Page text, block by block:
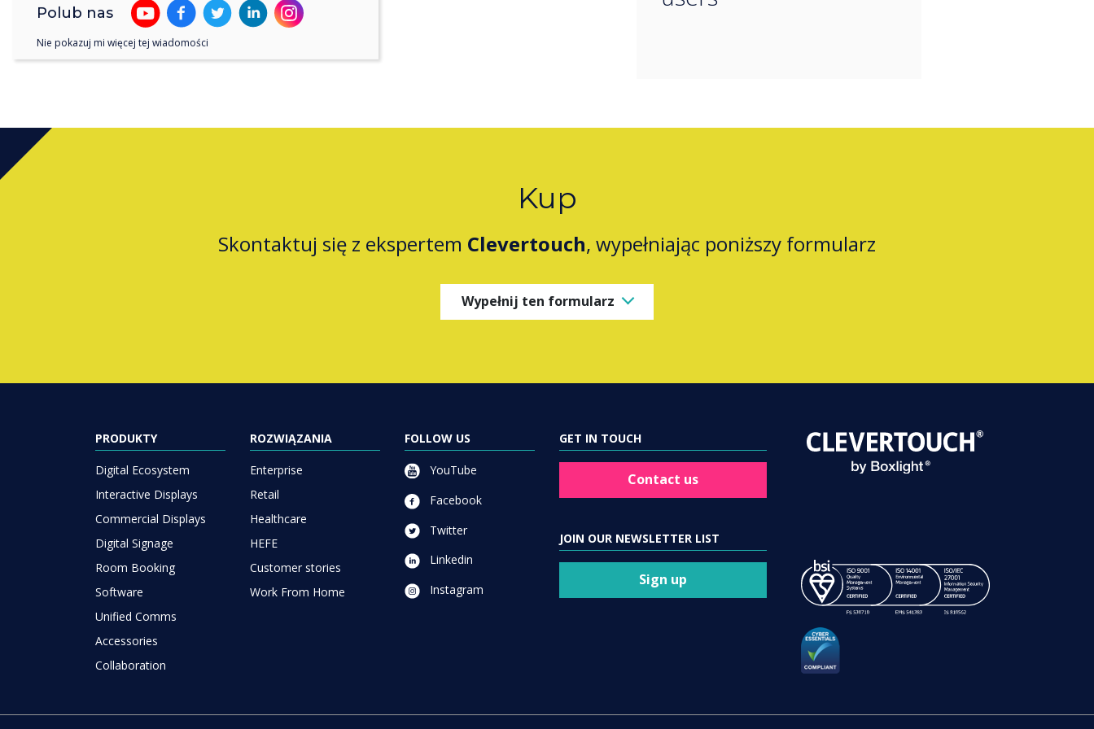
Kup
Skontaktuj się z ekspertem Clevertouch, wypełniając poniższy formularz
Wypełnij ten formularz
PRODUKTY
Digital Ecosystem
Interactive Displays
Commercial Displays
Digital Signage
Room Booking
Software
Unified Comms
Accessories
Collaboration
ROZWIĄZANIA
Enterprise
Retail
Healthcare
HEFE
Customer stories
Work From Home
FOLLOW US
YouTube
Facebook
Twitter
Linkedin
Instagram
GET IN TOUCH
Contact us
JOIN OUR NEWSLETTER LIST
Sign up
Polub nas
Nie pokazuj mi więcej tej wiadomości